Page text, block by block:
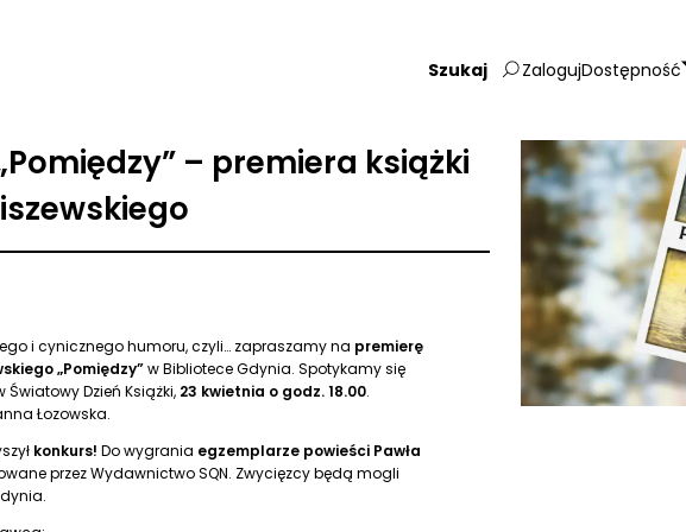
Wpisz
frazę:
ZalogujDostępność
– premiera książki
i cynicznego humoru, czyli… zapraszamy na premierę
„Pomiędzy”w Bibliotece Gdynia. Spotykamy się
Światowy Dzień Książki, 23 kwietnia o godz. 18.00.
Łozowska.
konkurs! Do wygrania egzemplarze powieści Pawła
przez Wydawnictwo SQN. Zwycięzcy będą mogli